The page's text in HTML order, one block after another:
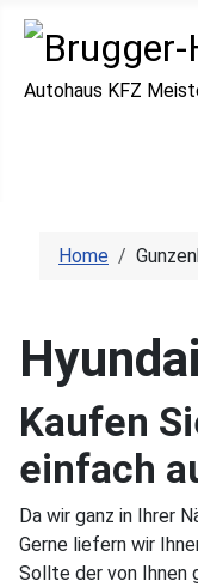
Autohaus KFZ
Home
Kaufen
einfach
Da wir ganz in Ihrer
Gerne liefern wir
Sollte der von Ihnen